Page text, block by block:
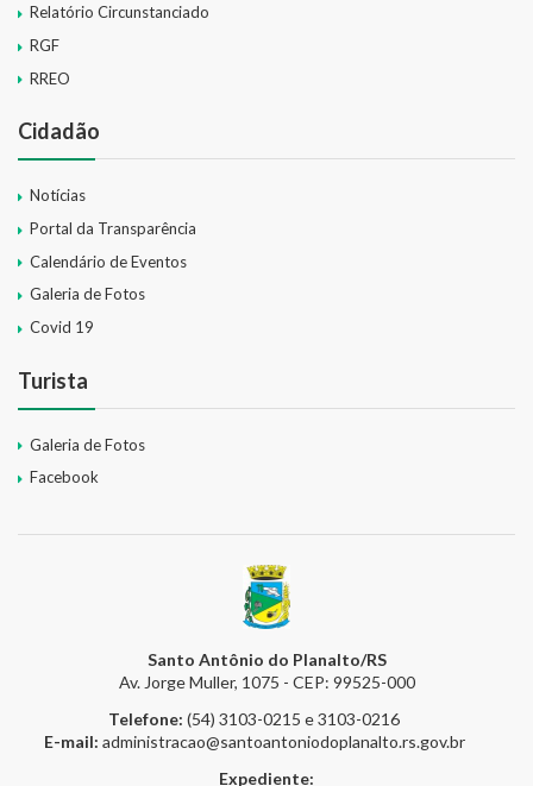
Relatório Circunstanciado
RGF
RREO
Cidadão
Notícias
Portal da Transparência
Calendário de Eventos
Galeria de Fotos
Covid 19
Turista
Galeria de Fotos
Facebook
Santo Antônio do Planalto/RS
Av. Jorge Muller, 1075 - CEP: 99525-000
Telefone: (54) 3103-0215 e 3103-0216
E-mail: administracao@santoantoniodoplanalto.rs.gov.br
Expediente: